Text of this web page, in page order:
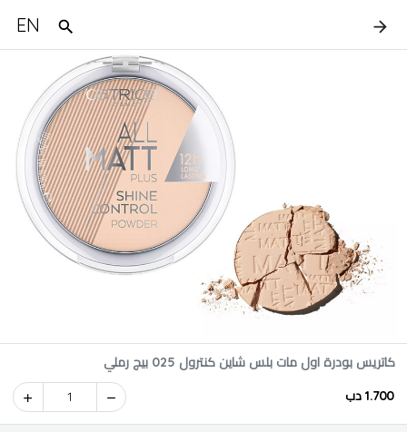
EN
كاتريس بودرة اول مات بلس شاين كنترول 025 بيج رملي
1.700 دب 1